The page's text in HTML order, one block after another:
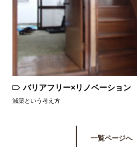
バリアフリー×リノベーション
減築という考え方
一覧ページへ